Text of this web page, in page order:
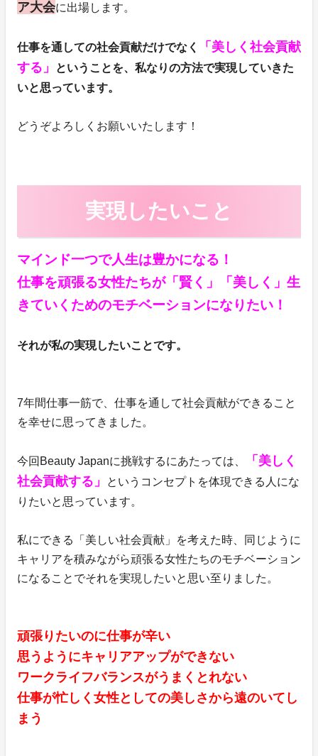
ア大会に出場します。
仕事を通しての社会貢献だけでなく
「美しく社会貢献
する」
ということを、私なりの方法で実現していきた
いと思っています。
どうぞよろしくお願いいたします！
実現したいこと
マインド一つで人生は豊かになる！
仕事を頑張る女性たちが「賢く」「美しく」生
きていくためのモチベーションになりたい！
それが私の実現したいことです。
7年間仕事一筋で、仕事を通して社会貢献ができること
を幸せに思ってきました。
今回Beauty Japanに挑戦するにあたっては、
「美しく
社会貢献する」
というコンセプトを体現できる人にな
りたいと思っています。
私にできる「美しい社会貢献」を考えた時、同じように
キャリアを積みながら頑張る女性たちのモチベーション
になることでそれを実現したいと思い至りました。
頑張りたいのに仕事が辛い
思うようにキャリアアップができない
ワークライフバランスがうまくとれない
仕事が忙しく女性としての美しさから遠のいてし
まう